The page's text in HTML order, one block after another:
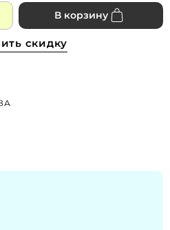
В корзину
скидку